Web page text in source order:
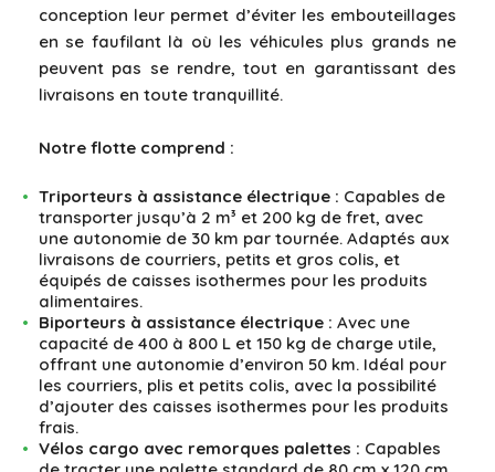
conception leur permet d’éviter les embouteillages
en se faufilant là où les véhicules plus grands ne
peuvent pas se rendre, tout en garantissant des
livraisons en toute tranquillité.
Notre flotte comprend :
Triporteurs à assistance électrique : Capables de
transporter jusqu’à 2 m³ et 200 kg de fret, avec
une autonomie de 30 km par tournée. Adaptés aux
livraisons de courriers, petits et gros colis, et
équipés de caisses isothermes pour les produits
alimentaires.
Biporteurs à assistance électrique : Avec une
capacité de 400 à 800 L et 150 kg de charge utile,
offrant une autonomie d’environ 50 km. Idéal pour
les courriers, plis et petits colis, avec la possibilité
d’ajouter des caisses isothermes pour les produits
frais.
Vélos cargo avec remorques palettes : Capables